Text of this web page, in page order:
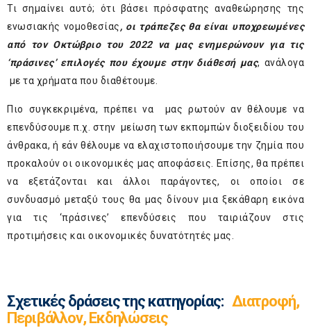
Τι σημαίνει αυτό; ότι βάσει πρόσφατης αναθεώρησης της
ενωσιακής νομοθεσίας, οι τράπεζες θα είναι υποχρεωμένες
από τον Οκτώβριο του 2022 να μας ενημερώνουν για τις
‘πράσινες’ επιλογές που έχουμε στην διάθεσή μας, ανάλογα
με τα χρήματα που διαθέτουμε.
Πιο συγκεκριμένα, πρέπει να μας ρωτούν αν θέλουμε να
επενδύσουμε π.χ. στην μείωση των εκπομπών διοξειδίου του
άνθρακα, ή εάν θέλουμε να ελαχιστοποιήσουμε την ζημία που
προκαλούν οι οικονομικές μας αποφάσεις. Επίσης, θα πρέπει
να εξετάζονται και άλλοι παράγοντες, οι οποίοι σε
συνδυασμό μεταξύ τους θα μας δίνουν μια ξεκάθαρη εικόνα
για τις ‘πράσινες’ επενδύσεις που ταιριάζουν στις
προτιμήσεις και οικονομικές δυνατότητές μας.
Σχετικές δράσεις της κατηγορίας: Διατροφή,
Περιβάλλον, Εκδηλώσεις